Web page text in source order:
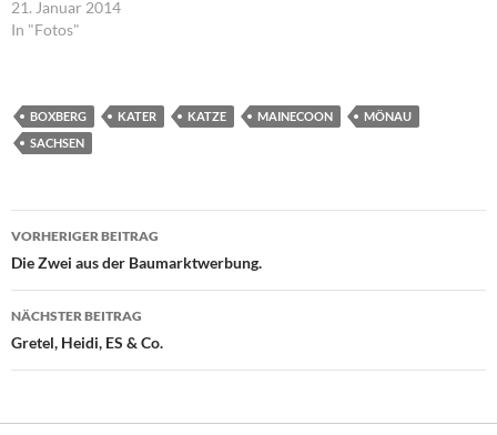
21. Januar 2014
In "Fotos"
BOXBERG KATER KATZE MAINECOON
MÖNAU
SACHSEN
Beitragsnavigation
VORHERIGER BEITRAG
Die Zwei aus der Baumarktwerbung.
NÄCHSTER BEITRAG
Gretel, Heidi, ES & Co.